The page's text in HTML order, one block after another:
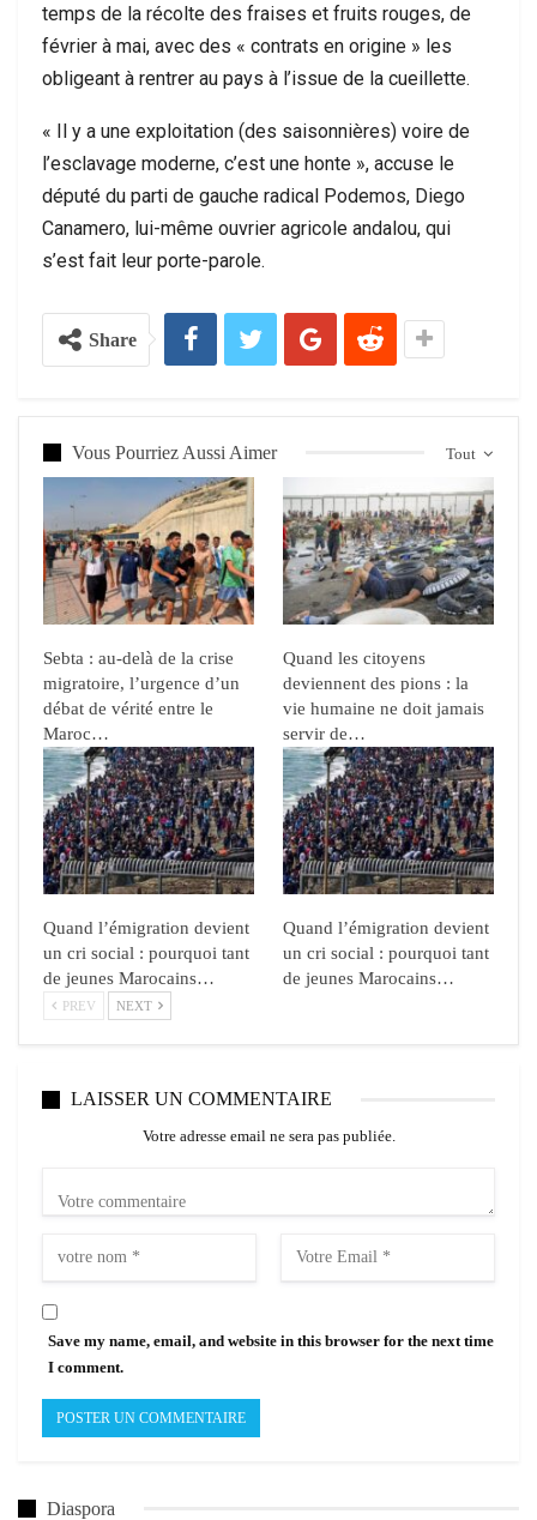
temps de la récolte des fraises et fruits rouges, de
février à mai, avec des « contrats en origine » les
obligeant à rentrer au pays à l’issue de la cueillette.
« Il y a une exploitation (des saisonnières) voire de
l’esclavage moderne, c’est une honte », accuse le
député du parti de gauche radical Podemos, Diego
Canamero, lui-même ouvrier agricole andalou, qui
s’est fait leur porte-parole.
Share
Tout
Vous Pourriez Aussi Aimer
Sebta : au-delà de la crise
migratoire, l’urgence d’un
débat de vérité entre le
Maroc…
Quand les citoyens
deviennent des pions : la
vie humaine ne doit jamais
servir de…
Quand l’émigration devient
un cri social : pourquoi tant
de jeunes Marocains…
Quand l’émigration devient
un cri social : pourquoi tant
de jeunes Marocains…
PREV NEXT
LAISSER UN COMMENTAIRE
Votre adresse email ne sera pas publiée.
Save my name, email, and website in this browser for the next time
I comment.
Diaspora